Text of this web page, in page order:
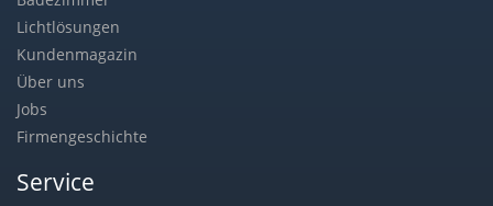
Lichtlösungen
Kundenmagazin
Über uns
Jobs
Firmengeschichte
Service